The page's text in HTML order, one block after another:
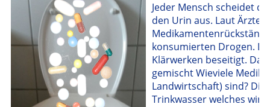
Jeder Mensch scheidet
den Urin aus. Laut
konsumierten Drogen.
Klärwerken beseitigt.
gemischt Wieviele
Landwirtschaft) sind?
Trinkwasser welches wir